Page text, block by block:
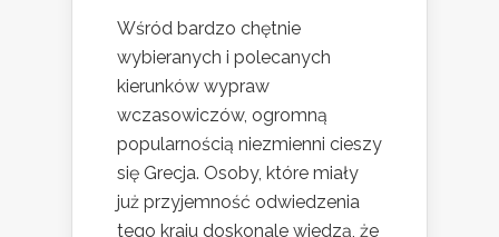
Wśród bardzo chętnie
wybieranych i polecanych
kierunków wypraw
wczasowiczów, ogromną
popularnością niezmienni cieszy
się Grecja. Osoby, które miały
już przyjemność odwiedzenia
tego kraju doskonale wiedzą, że